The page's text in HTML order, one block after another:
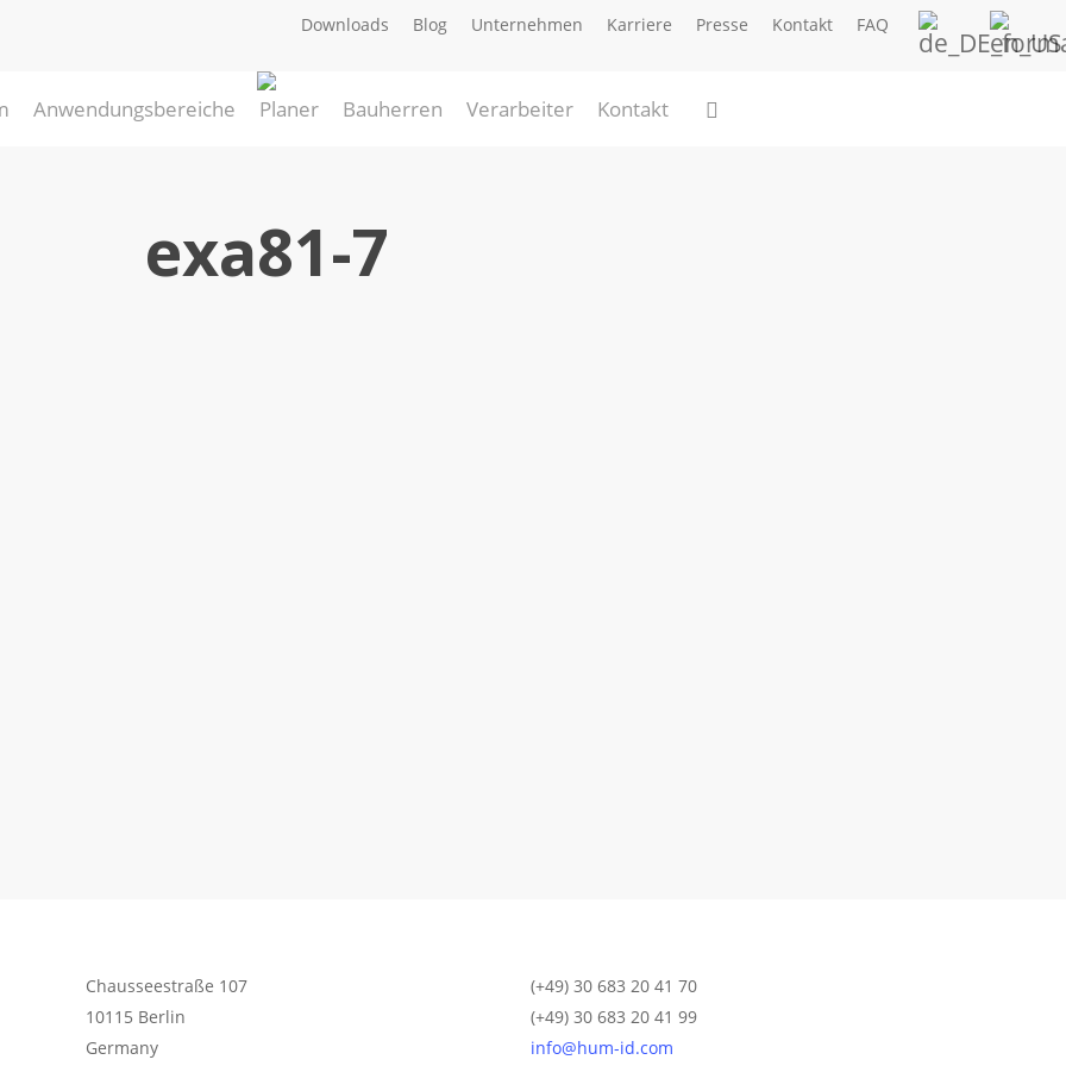
Downloads Blog Unternehmen Karriere Presse Kontakt FAQ
Anwendungsbereiche Planer Bauherren Verarbeiter Kontakt
exa81-7
Chausseestraße 107
10115 Berlin
Germany
(+49) 30 683 20 41 70
(+49) 30 683 20 41 99
info@hum-id.com